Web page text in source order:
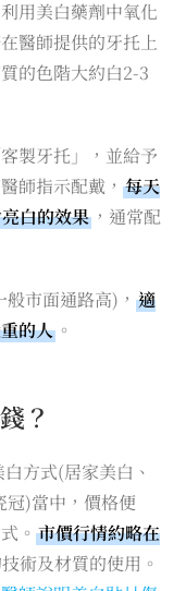
用美白藥劑中氧化
醫師提供的牙托上
的色階大約白2-3
製牙托」，並給予
師指示配戴，每天
白的效果 ，通常配
般市面通路高)，適
的人 。
？
方式(居家美白、
冠)當中，價格便
。市價行情約略在
術及材質的使用。